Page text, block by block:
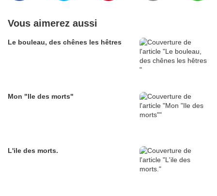
Vous aimerez aussi
Le bouleau, des chênes les hêtres
Mon "Ile des morts"
L'ile des morts.